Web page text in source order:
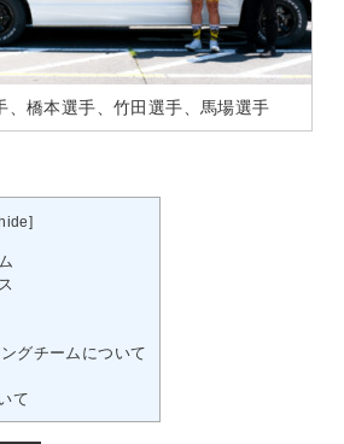
、橋本選手、竹田選手、馬場選手
]
グチームについて
て